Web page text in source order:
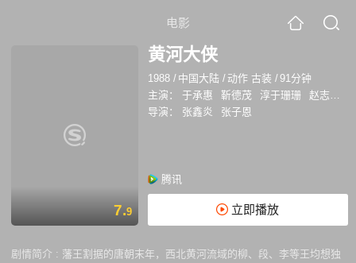
电影
7.9
黄河大侠
1988 / 中国大陆 / 动作 古装 /91分钟
主演：
于承惠 靳德茂 淳于珊珊 赵志刚
导演：
张鑫炎 张子恩
腾讯
立即播放
剧情简介 : 藩王割据的唐朝末年，西北黄河流域的柳、段、李等王均想独